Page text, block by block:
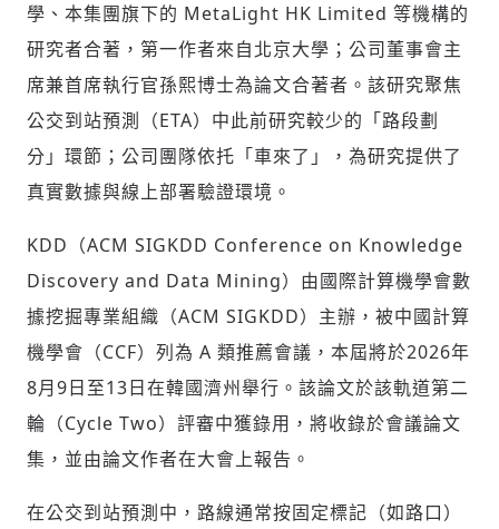
學、本集團旗下的 MetaLight HK Limited 等機構的
研究者合著，第一作者來自北京大學；公司董事會主
席兼首席執行官孫熙博士為論文合著者。該研究聚焦
公交到站預測（ETA）中此前研究較少的「路段劃
分」環節；公司團隊依托「車來了」，為研究提供了
真實數據與線上部署驗證環境。
KDD（ACM SIGKDD Conference on Knowledge
Discovery and Data Mining）由國際計算機學會數
據挖掘專業組織（ACM SIGKDD）主辦，被中國計算
機學會（CCF）列為 A 類推薦會議，本屆將於2026年
8月9日至13日在韓國濟州舉行。該論文於該軌道第二
輪（Cycle Two）評審中獲錄用，將收錄於會議論文
集，並由論文作者在大會上報告。
在公交到站預測中，路線通常按固定標記（如路口）